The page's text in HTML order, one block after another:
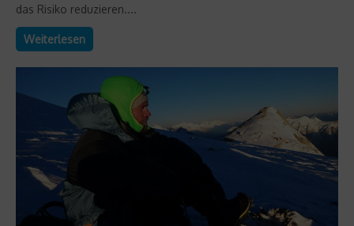
das Risiko reduzieren....
Weiterlesen